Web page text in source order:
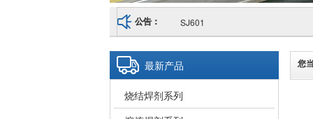
公告： SJ601
您
最新产品
烧结焊剂系列